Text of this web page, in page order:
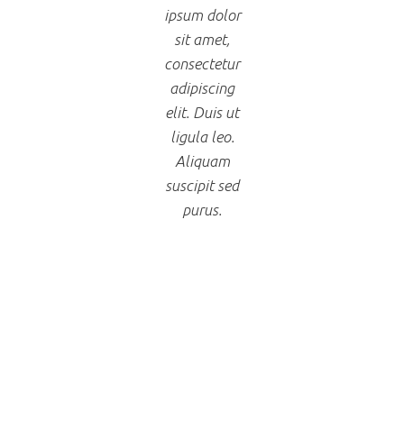
ipsum dolor
sit amet,
consectetur
adipiscing
elit. Duis ut
ligula leo.
Aliquam
suscipit sed
purus.